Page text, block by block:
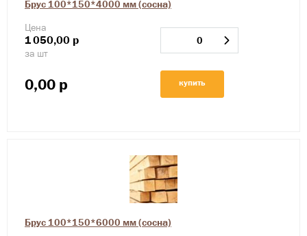
Брус 100*150*4000 мм (сосна)
Цена
1050,00 р
за шт
0,00 р купить
Брус 100*150*6000 мм (сосна)